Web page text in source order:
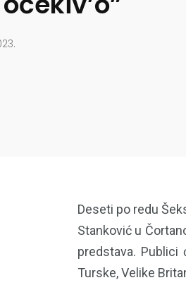
Deseti po redu
Stanković u
predstava.
Turske, Velike